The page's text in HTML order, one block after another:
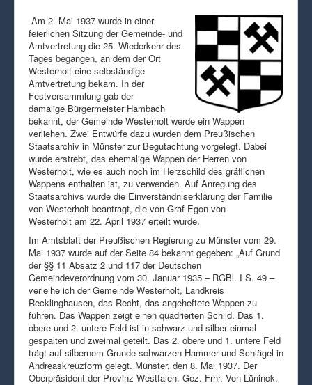
Am 2. Mai 1937 wurde in einer
feierlichen Sitzung der Gemeinde- und
Amtvertretung die 25. Wiederkehr des
Tages begangen, an dem der Ort
Westerholt eine selbständige
Amtvertretung bekam. In der
Festversammlung gab der
damalige Bürgermeister Hambach
bekannt, der Gemeinde Westerholt werde ein Wappen
verliehen. Zwei Entwürfe dazu wurden dem Preußischen
Staatsarchiv in Münster zur Begutachtung vorgelegt. Dabei
wurde erstrebt, das ehemalige Wappen der Herren von
Westerholt, wie es auch noch im Herzschild des gräflichen
Wappens enthalten ist, zu verwenden. Auf Anregung des
Staatsarchivs wurde die Einverständniserklärung der Familie
von Westerholt beantragt, die von Graf Egon von
Westerholt am 22. April 1937 erteilt wurde.
Im Amtsblatt der Preußischen Regierung zu Münster vom 29.
Mai 1937 wurde auf der Seite 84 bekannt gegeben: „Auf Grund
der §§ 11 Absatz 2 und 117 der Deutschen
Gemeindeverordnung vom 30. Januar 1935 – RGBl. I S. 49 –
verleihe ich der Gemeinde Westerholt, Landkreis
Recklinghausen, das Recht, das angeheftete Wappen zu
führen. Das Wappen zeigt einen quadrierten Schild. Das 1.
obere und 2. untere Feld ist in schwarz und silber einmal
gespalten und zweimal geteilt. Das 2. obere und 1. untere Feld
trägt auf silbernem Grunde schwarzen Hammer und Schlägel in
Andreaskreuzform gelegt. Münster, den 8. Mai 1937. Der
Oberpräsident der Provinz Westfalen. Gez. Frhr. Von Lüninck.